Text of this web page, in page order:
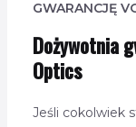
GWARANCJĘ
Dożywotnia
Optics
Jeśli cokolwiek